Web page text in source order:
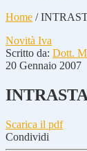
Home /
Novità Iva
Scritto da: Dott.
20 Gennaio 2007
Scarica il pdf
Condividi